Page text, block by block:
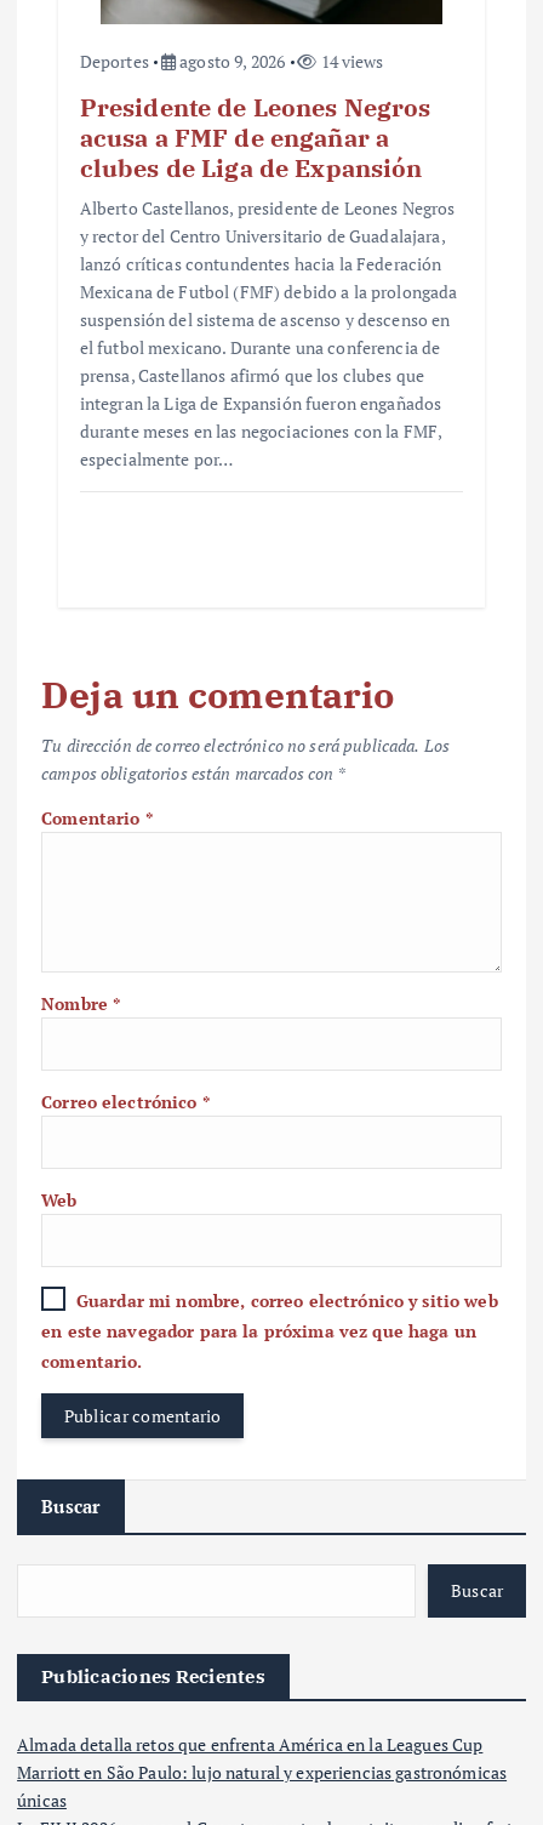
Deportes agosto 9, 2026 14 views
Presidente de Leones Negros
acusa a FMF de engañar a
clubes de Liga de Expansión
Alberto Castellanos, presidente de Leones Negros
y rector del Centro Universitario de Guadalajara,
lanzó críticas contundentes hacia la Federación
Mexicana de Futbol (FMF) debido a la prolongada
suspensión del sistema de ascenso y descenso en
el futbol mexicano. Durante una conferencia de
prensa, Castellanos afirmó que los clubes que
integran la Liga de Expansión fueron engañados
durante meses en las negociaciones con la FMF,
especialmente por…
Deja un comentario
Tu dirección de correo electrónico no será publicada. Los
campos obligatorios están marcados con *
Comentario *
Nombre*
Correo electrónico *
Web
Guardar mi nombre, correo electrónico y sitio web
en este navegador para la próxima vez que haga un
comentario.
Buscar
Buscar
Publicaciones Recientes
Almada detalla retos que enfrenta América en la Leagues Cup
Marriott en São Paulo: lujo natural y experiencias gastronómicas
únicas